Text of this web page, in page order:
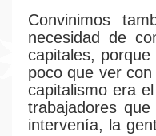
Convinimos
necesidad de
capitales,
poco que ver
capitalismo era
trabajadores
intervenía, la